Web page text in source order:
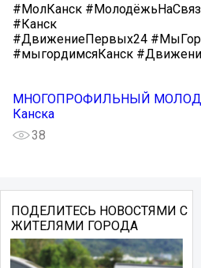
#МолКанск
#Канск
#ДвижениеПервых24
#мыгордимсяКанск
МНОГОПРОФИЛЬНЫЙ
Канска
38
ПОДЕЛИТЕСЬ НОВОСТЯМИ С
ЖИТЕЛЯМИ ГОРОДА